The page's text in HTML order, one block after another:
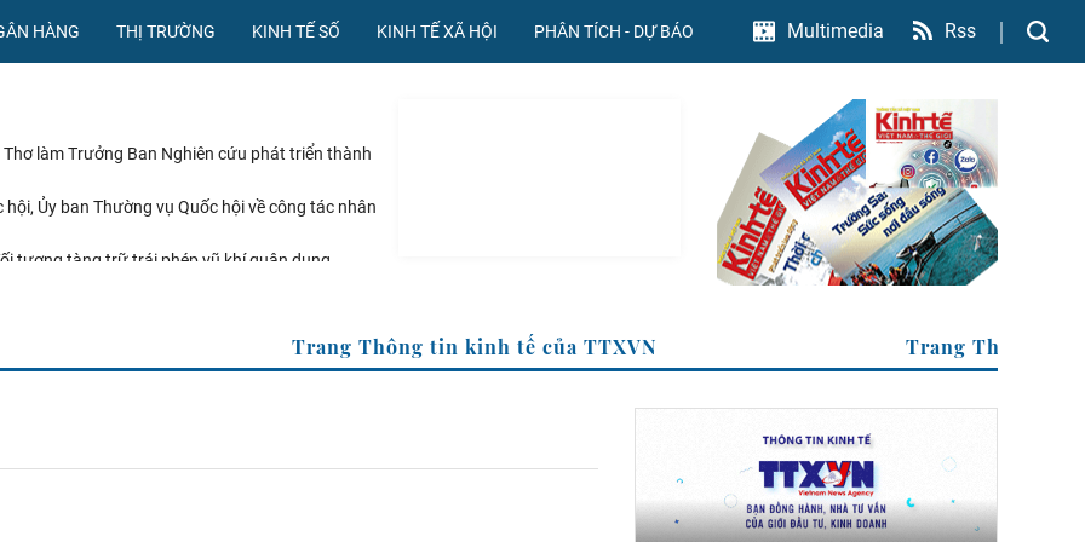
HÀNG THỊ TRƯỜNG KINH TẾ SỐ KINH TẾ XÃ HỘI PHÂN TÍCH - DỰ BÁO Multimedia Rss
làm Trưởng Ban Nghiên cứu phát triển thành
hội, Ủy ban Thường vụ Quốc hội về công tác nhân
tượng tàng trữ trái phép vũ khí quân dụng
dịch 90 ngày đêm khám sức khỏe miễn phíTrang Thông tin kinh tế của TTXVN Trang